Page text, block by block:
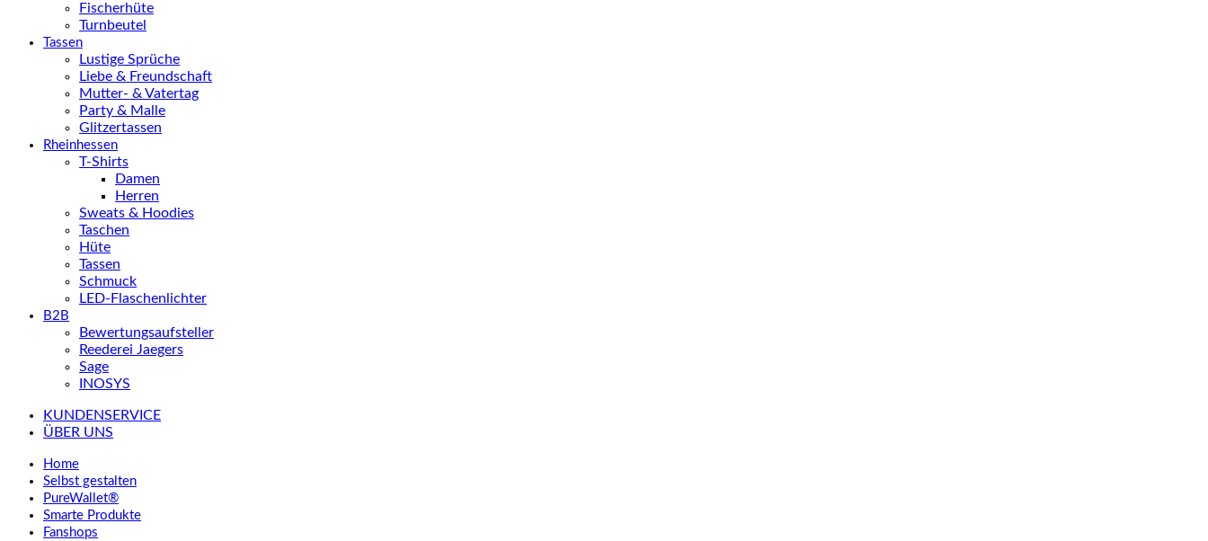
Fischerhüte
Turnbeutel
Tassen
Lustige Sprüche
Liebe & Freundschaft
Mutter- & Vatertag
Party & Malle
Glitzertassen
Rheinhessen
T-Shirts
Damen
Herren
Sweats & Hoodies
Taschen
Hüte
Tassen
Schmuck
LED-Flaschenlichter
B2B
Bewertungsaufsteller
Reederei Jaegers
Sage
INOSYS
KUNDENSERVICE
ÜBER UNS
Home
Selbst gestalten
PureWallet®
Smarte Produkte
Fanshops